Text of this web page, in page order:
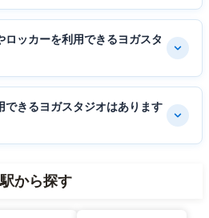
ロッカーを利用できるヨガスタ
できるヨガスタジオはあります
から探す